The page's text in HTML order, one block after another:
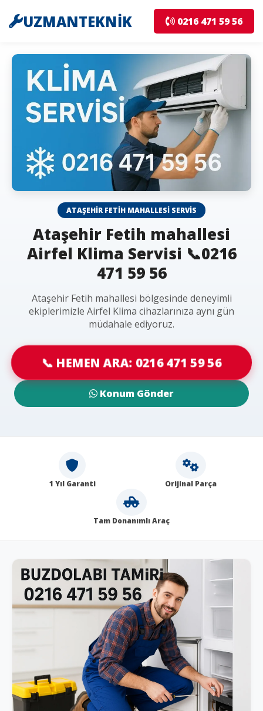
UZMANTEKNİK 0216 471 59 56
ATAŞEHIR FETIH MAHALLESI SERVIS
Ataşehir Fetih mahallesi
Airfel Klima Servisi 📞0216
471 59 56
Ataşehir Fetih mahallesi bölgesinde deneyimli
ekiplerimizle Airfel Klima cihazlarınıza aynı gün
müdahale ediyoruz.
📞 HEMEN ARA: 0216 471 59 56
Konum Gönder
1 Yıl Garanti Orijinal Parça
Tam Donanımlı Araç